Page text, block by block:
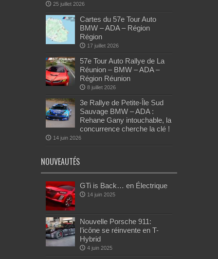
25 juillet 2026
Cartes du 57e Tour Auto
BMW – ADA – Région
Région
17 juillet 2026
57e Tour Auto Rallye de La
Réunion – BMW – ADA –
Région Réunion
8 juillet 2026
3e Rallye de Petite-Île Sud
Sauvage BMW – ADA :
Rehane Gany intouchable, la
concurrence cherche la clé !
14 juin 2026
NOUVEAUTÉS
GTi is Back… en Électrique
14 juin 2025
Nouvelle Porsche 911:
l’icône se réinvente en T-
Hybrid
4 juin 2025